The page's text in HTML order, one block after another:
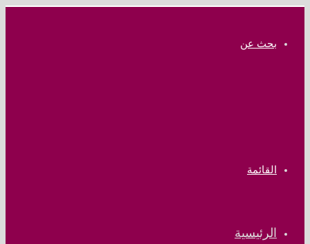
بحث عن
القائمة
الرئيسية